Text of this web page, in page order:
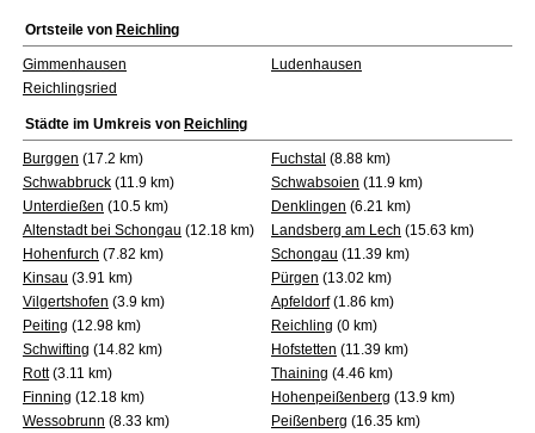
Ortsteile von Reichling
Gimmenhausen
Ludenhausen
Reichlingsried
Städte im Umkreis von Reichling
Burggen (17.2 km) Fuchstal (8.88 km)
Schwabbruck (11.9 km) Schwabsoien (11.9 km)
Unterdießen (10.5 km) Denklingen (6.21 km)
Altenstadt bei Schongau (12.18 km) Landsberg am Lech (15.63 km)
Hohenfurch (7.82 km) Schongau (11.39 km)
Kinsau (3.91 km) Pürgen (13.02 km)
Vilgertshofen (3.9 km) Apfeldorf(1.86 km)
Peiting (12.98 km) Reichling (0 km)
Schwifting (14.82 km) Hofstetten (11.39 km)
Rott(3.11 km) Thaining (4.46 km)
Finning (12.18 km) Hohenpeißenberg (13.9 km)
Wessobrunn (8.33 km) Peißenberg (16.35 km)